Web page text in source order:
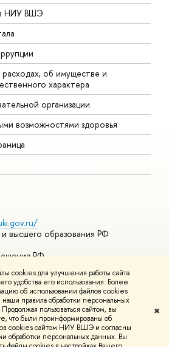
cookies для улучшения работы сайта
удобства его использования. Более
об использовании файлов cookies
наши правила обработки персональных
Продолжая пользоваться сайтом, вы
что были проинформированы о
cookies сайтом НИУ ВШЭ и согласны
обработки персональных данных. Вы
✖
НИУ ВШЭ
об имуществе и
характера
организации
возможностями здоровья
высшего образования РФ
РФ
mooc
курсы
Адреса и контактыУсловия
Политика конфиденциальности
Slab разработаныШколе дизайна НИУ